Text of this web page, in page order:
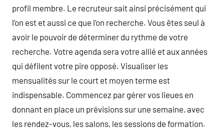
profil membre. Le recruteur sait ainsi précisément qui
l’on est et aussi ce que l’on recherche. Vous êtes seul à
avoir le pouvoir de déterminer du rythme de votre
recherche. Votre agenda sera votre allié et aux années
qui défilent votre pire opposé. Visualiser les
mensualités sur le court et moyen terme est
indispensable. Commencez par gérer vos lieues en
donnant en place un prévisions sur une semaine, avec
les rendez-vous, les salons, les sessions de formation.